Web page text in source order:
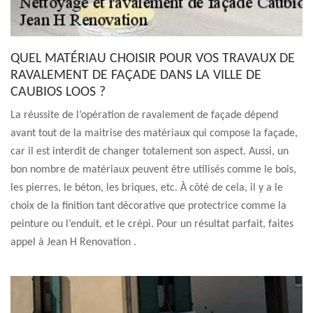
QUEL MATÉRIAU CHOISIR POUR VOS TRAVAUX DE
RAVALEMENT DE FAÇADE DANS LA VILLE DE
CAUBIOS LOOS ?
La réussite de l’opération de ravalement de façade dépend
avant tout de la maitrise des matériaux qui compose la façade,
car il est interdit de changer totalement son aspect. Aussi, un
bon nombre de matériaux peuvent être utilisés comme le bois,
les pierres, le béton, les briques, etc. À côté de cela, il y a le
choix de la finition tant décorative que protectrice comme la
peinture ou l’enduit, et le crépi. Pour un résultat parfait, faites
appel à Jean H Renovation .